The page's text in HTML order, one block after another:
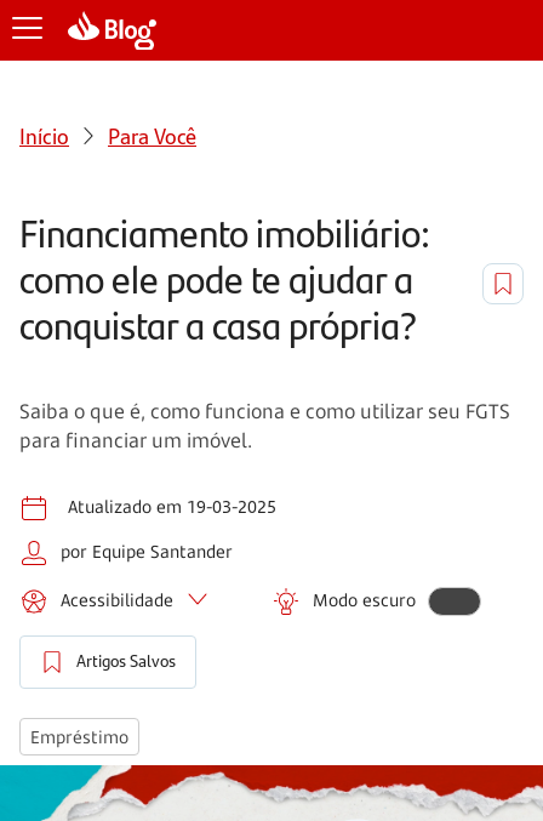
Início Para Você
Financiamento imobiliário:
como ele pode te ajudar a
conquistar a casa própria?
Saiba o que é, como funciona e como utilizar seu FGTS
para financiar um imóvel.
Atualizado em 19-03-2025
por Equipe Santander
Acessibilidade Modo escuro
Artigos Salvos
Empréstimo